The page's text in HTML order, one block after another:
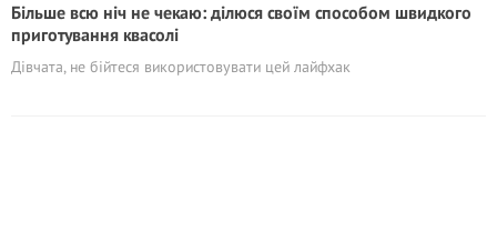
Більше всю ніч не чекаю: ділюся своїм способом швидкого
приготування квасолі
Дівчата, не бійтеся використовувати цей лайфхак